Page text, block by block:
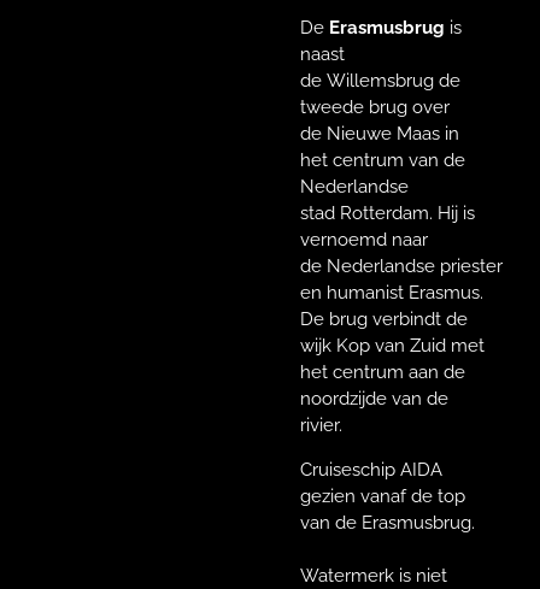
De Erasmusbrug is
naast
de Willemsbrug de
tweede brug over
de Nieuwe Maas in
het centrum van de
Nederlandse
stad Rotterdam. Hij is
vernoemd naar
de Nederlandse priester
en humanist Erasmus.
De brug verbindt de
wijk Kop van Zuid met
het centrum aan de
noordzijde van de
rivier.
Cruiseschip AIDA
gezien vanaf de top
van de Erasmusbrug.
Watermerk is niet